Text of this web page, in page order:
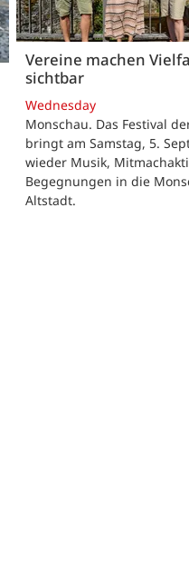
Vereine machen
sichtbar
Wednesday
Monschau. Das Festival
bringt am Samstag, 5.
wieder Musik,
Begegnungen in die
Altstadt.